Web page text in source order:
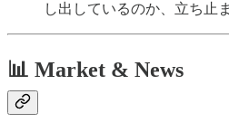
し出しているのか、立ち止
📊 Market & News